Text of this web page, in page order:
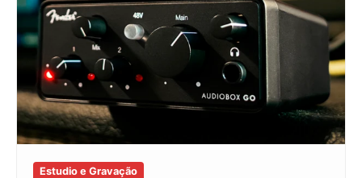
Estudio e Gravação